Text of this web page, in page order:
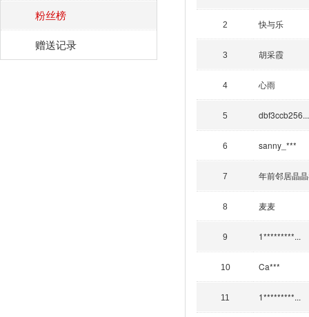
粉丝榜
赠送记录
2 快与乐
3 胡采霞
4 心雨
5 dbf3ccb256...
6 sanny_***
7 年前邻居晶
8 麦麦
9 1*********...
10 Ca***
11 1*********...